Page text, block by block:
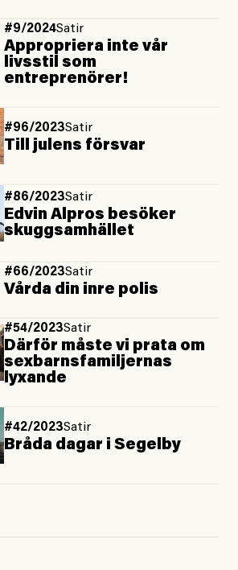
#9/2024Satir
Appropriera inte vår
livsstil som
entreprenörer!
#96/2023Satir
Till julens försvar
#86/2023Satir
Edvin Alpros besöker
skuggsamhället
#66/2023Satir
Vårda din inre polis
#54/2023Satir
Därför måste vi prata om
sexbarnsfamiljernas
lyxande
#42/2023Satir
Bråda dagar i Segelby